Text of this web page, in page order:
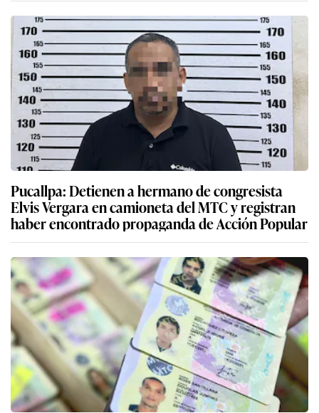
Pucallpa: Detienen a hermano de congresista
Elvis Vergara en camioneta del MTC y registran
haber encontrado propaganda de Acción Popular